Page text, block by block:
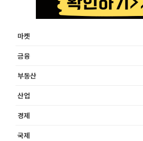
마켓
금융
부동산
산업
경제
국제